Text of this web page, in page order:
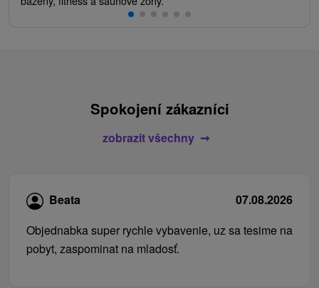
Spokojení zákazníci
zobrazit všechny
Beata
07.08.2026
Objednabka super rychle vybavenie, uz sa tesime na
pobyt, zaspominat na mladosť.